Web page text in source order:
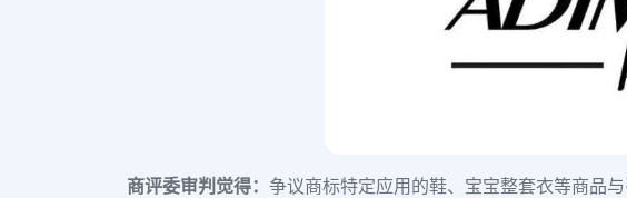
商评委审判觉得： 争议商标特定应用的鞋、宝宝整套衣等商品